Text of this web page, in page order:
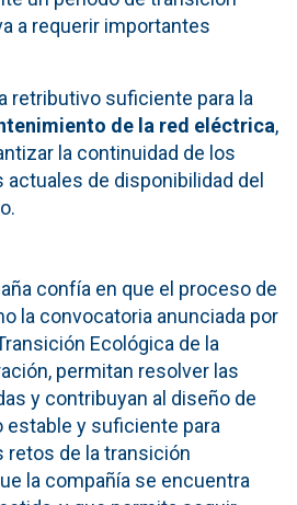
a requerir importantes
retributivo suficiente para la
de la red eléctrica,
la continuidad de los
actuales de disponibilidad del
confía en que el proceso de
la convocatoria anunciada por
Ecológica de la
permitan resolver las
y contribuyan al diseño de
estable y suficiente para
retos de la transición
la compañía se encuentra